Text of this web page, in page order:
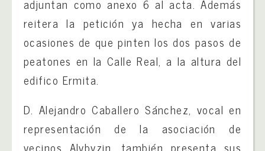
adjuntan como anexo 6 al acta. Además
reitera la petición ya hecha en varias
ocasiones de que pinten los dos pasos de
peatones en la Calle Real, a la altura del
edifico Ermita.
D. Alejandro Caballero Sánchez, vocal en
representación de la asociación de
vecinos Alvbyzin, también presenta sus